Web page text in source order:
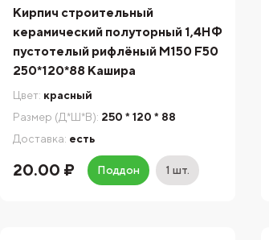
Кирпич строительный
керамический полуторный 1,4НФ
пустотелый рифлёный М150 F50
250*120*88 Кашира
Цвет: красный
Размер (Д*Ш*В): 250 * 120 * 88
Доставка: есть
20.00 ₽ Поддон 1 шт.